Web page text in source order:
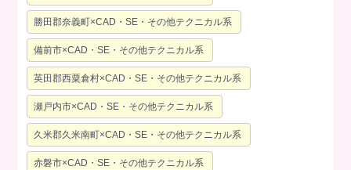
勝田郡奈義町×CAD・SE・その他テクニカル系
備前市×CAD・SE・その他テクニカル系
英田郡西粟倉村×CAD・SE・その他テクニカル系
瀬戸内市×CAD・SE・その他テクニカル系
久米郡久米南町×CAD・SE・その他テクニカル系
赤磐市×CAD・SE・その他テクニカル系